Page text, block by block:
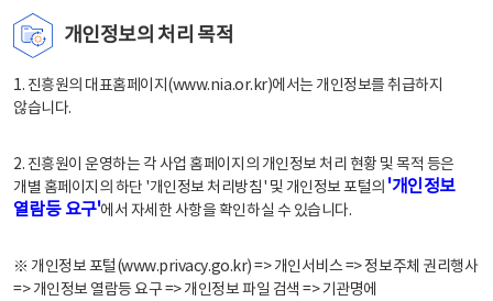
개인정보의 처리 목적
1. 진흥원의 대표홈페이지(www.nia.or.kr)에서는 개인정보를 취급하지
않습니다.
2. 진흥원이 운영하는 각 사업 홈페이지의 개인정보 처리 현황 및 목적 등은
개별 홈페이지의 하단 '개인정보 처리방침' 및 개인정보 포털의 '개인정보
열람등 요구'에서 자세한 사항을 확인하실 수 있습니다.
※ 개인정보 포털(www.privacy.go.kr) => 개인서비스 => 정보주체 권리행사
=> 개인정보 열람등 요구 => 개인정보 파일 검색 => 기관명에